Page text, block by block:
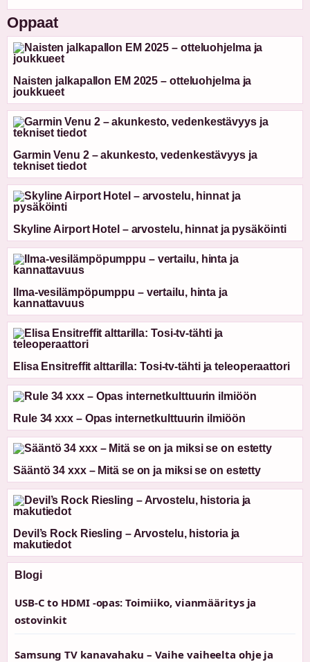
Oppaat
Naisten jalkapallon EM 2025 – otteluohjelma ja
joukkueet
Garmin Venu 2 – akunkesto, vedenkestävyys ja
tekniset tiedot
Skyline Airport Hotel – arvostelu, hinnat ja pysäköinti
Ilma-vesilämpöpumppu – vertailu, hinta ja
kannattavuus
Elisa Ensitreffit alttarilla: Tosi-tv-tähti ja teleoperaattori
Rule 34 xxx – Opas internetkulttuurin ilmiöön
Sääntö 34 xxx – Mitä se on ja miksi se on estetty
Devil’s Rock Riesling – Arvostelu, historia ja
makutiedot
Blogi
USB-C to HDMI -opas: Toimiiko, vianmääritys ja
ostovinkit
Samsung TV kanavahaku – Vaihe vaiheelta ohje ja